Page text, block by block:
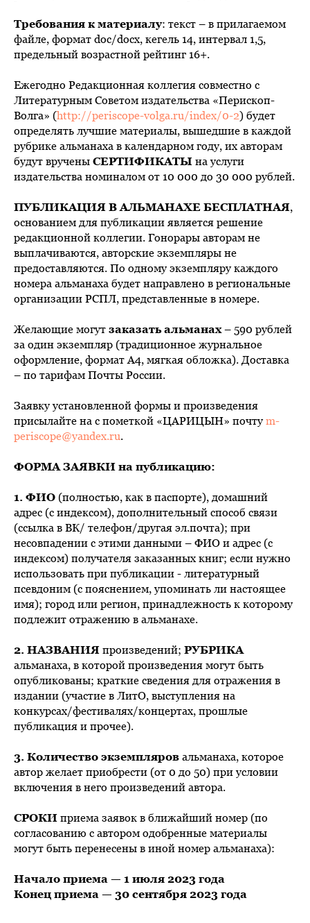
Требования к материалу: текст – в прилагаемом
файле, формат doc/docx, кегель 14, интервал 1,5,
предельный возрастной рейтинг 16+.
Ежегодно Редакционная коллегия совместно с
Литературным Советом издательства «Перископ-
Волга» (http://periscope-volga.ru/index/0-2) будет
определять лучшие материалы, вышедшие в каждой
рубрике альманаха в календарном году, их авторам
будут вручены СЕРТИФИКАТЫ на услуги
издательства номиналом от 10 000 до 30 000 рублей.
ПУБЛИКАЦИЯ В АЛЬМАНАХЕ БЕСПЛАТНАЯ
основанием для публикации является решение
редакционной коллегии. Гонорары авторам не
выплачиваются, авторские экземпляры не
предоставляются. По одному экземпляру каждого
номера альманаха будет направлено в региональные
организации РСПЛ, представленные в номере.
Желающие могут заказать альманах– 590 рублей
за один экземпляр (традиционное журнальное
оформление, формат А4, мягкая обложка). Доставка
– по тарифам Почты России.
Заявку установленной формы и произведения
присылайте на с пометкой «ЦАРИЦЫН» почтуm-
periscope@yandex.ru
ФОРМА ЗАЯВКИ на публикацию:
1. ФИО (полностью, как в паспорте), домашний
адрес (с индексом), дополнительный способ связи
(ссылка в ВК/ телефон/другая эл.почта); при
несовпадении с этими данными – ФИО и адрес (с
индексом) получателя заказанных книг; если нужно
использовать при публикации - литературный
псевдоним (с пояснением, упоминать ли настоящее
имя); город или регион, принадлежность к которому
подлежит отражению в альманахе.
2. НАЗВАНИЯ произведений; РУБРИКА
альманаха, в которой произведения могут быть
опубликованы; краткие сведения для отражения в
издании (участие в ЛитО, выступления на
конкурсах/фестивалях/концертах, прошлые
публикация и прочее).
3. Количество экземпляров альманаха, которое
автор желает приобрести (от 0 до 50) при условии
включения в него произведений автора.
СРОКИ приема заявок в ближайший номер (по
согласованию с автором одобренные материалы
могут быть перенесены в иной номер альманаха):
Начало приема — 1 июля 2023 года
Конец приема — 30 сентября 2023 года